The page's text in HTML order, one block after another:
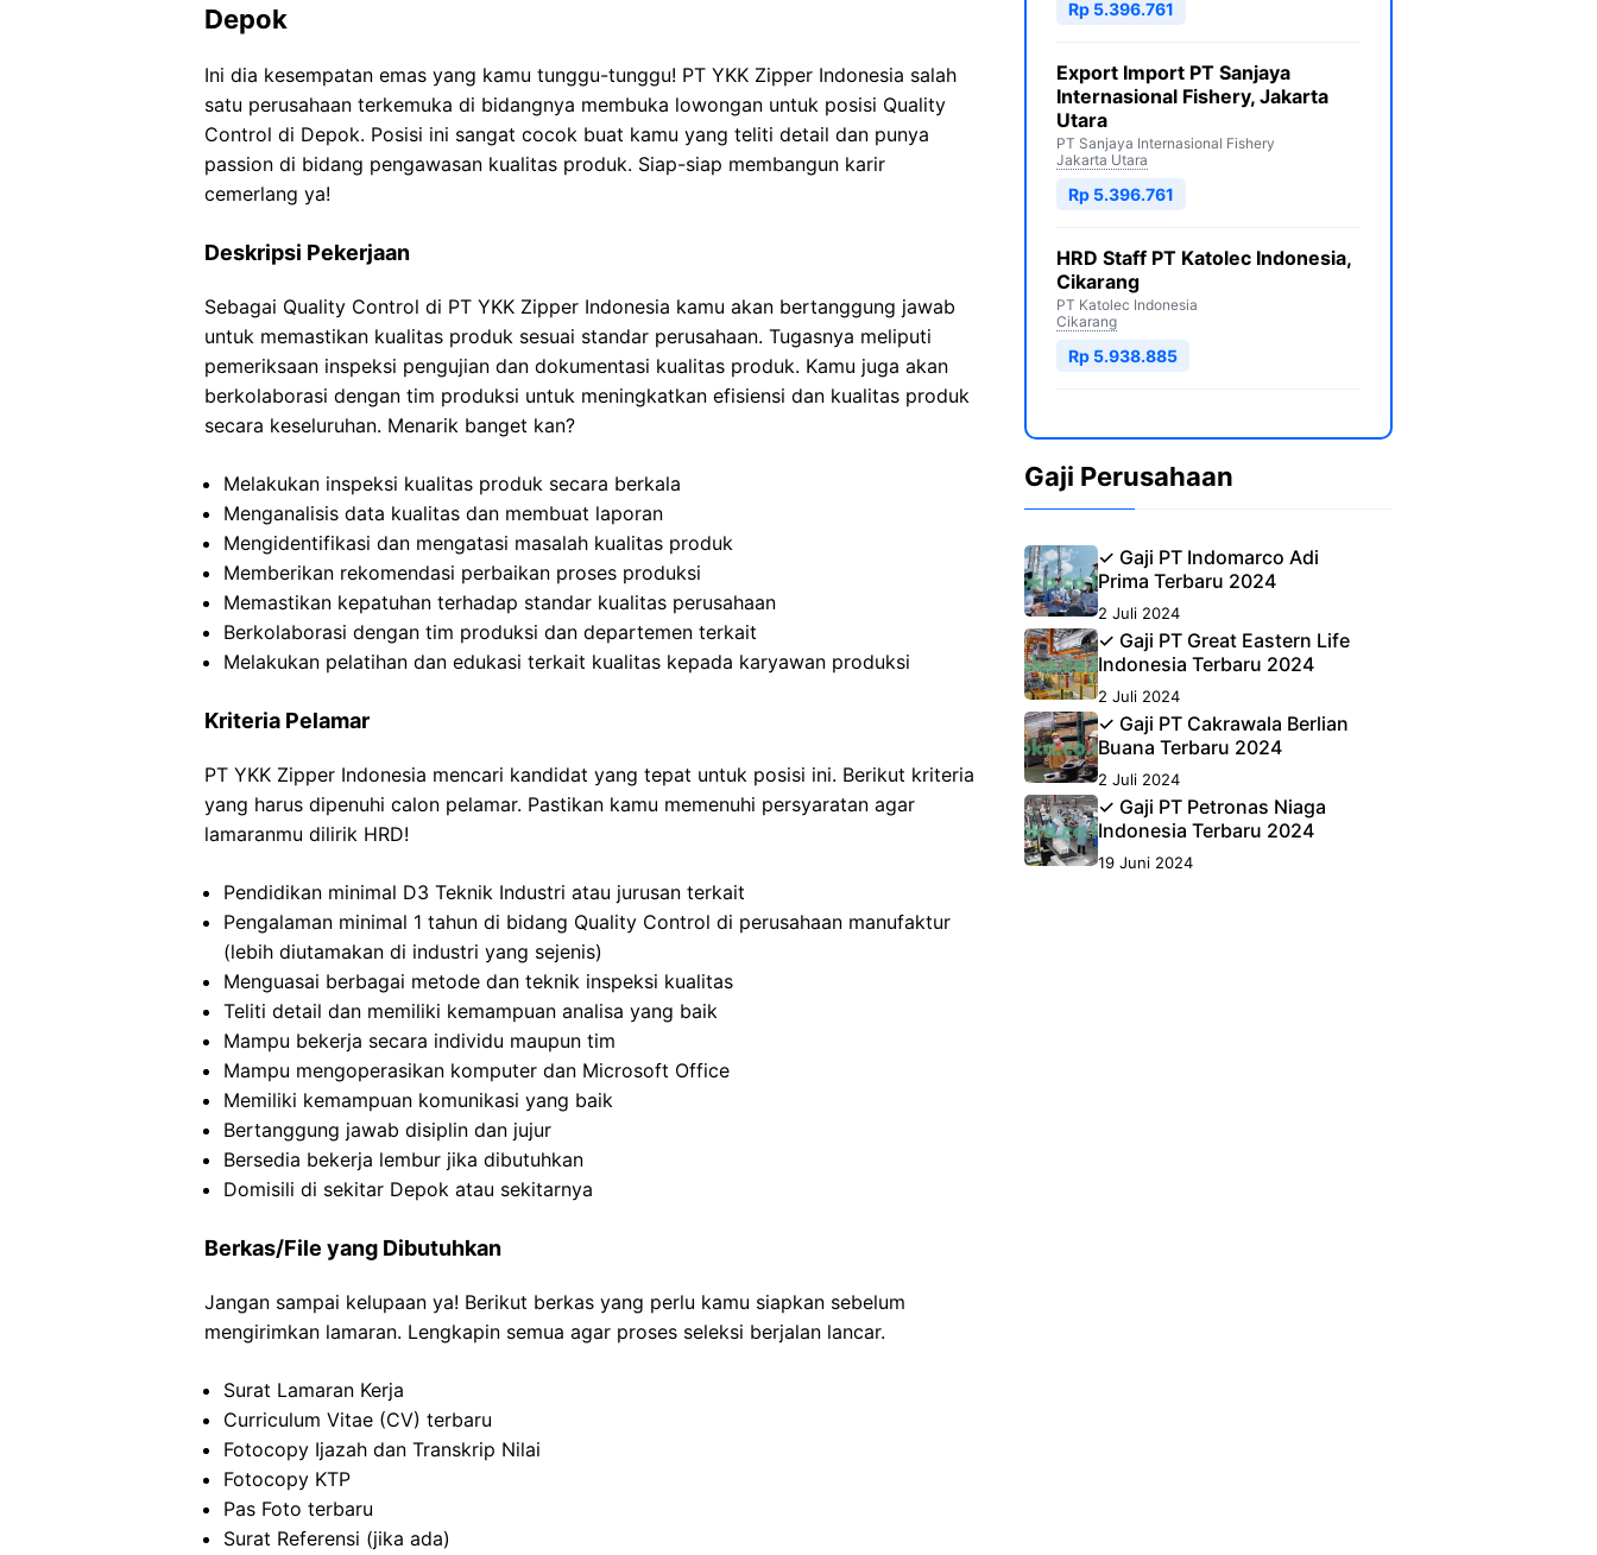
Depok
Ini dia kesempatan emas yang kamu tunggu-tunggu! PT YKK Zipper Indonesia salah
satu perusahaan terkemuka di bidangnya membuka lowongan untuk posisi Quality
Control di Depok. Posisi ini sangat cocok buat kamu yang teliti detail dan punya
passion di bidang pengawasan kualitas produk. Siap-siap membangun karir
cemerlang ya!
Deskripsi Pekerjaan
Sebagai Quality Control di PT YKK Zipper Indonesia kamu akan bertanggung jawab
untuk memastikan kualitas produk sesuai standar perusahaan. Tugasnya meliputi
pemeriksaan inspeksi pengujian dan dokumentasi kualitas produk. Kamu juga akan
berkolaborasi dengan tim produksi untuk meningkatkan efisiensi dan kualitas produk
secara keseluruhan. Menarik banget kan?
Melakukan inspeksi kualitas produk secara berkala
Menganalisis data kualitas dan membuat laporan
Mengidentifikasi dan mengatasi masalah kualitas produk
Memberikan rekomendasi perbaikan proses produksi
Memastikan kepatuhan terhadap standar kualitas perusahaan
Berkolaborasi dengan tim produksi dan departemen terkait
Melakukan pelatihan dan edukasi terkait kualitas kepada karyawan produksi
Kriteria Pelamar
PT YKK Zipper Indonesia mencari kandidat yang tepat untuk posisi ini. Berikut kriteria
yang harus dipenuhi calon pelamar. Pastikan kamu memenuhi persyaratan agar
lamaranmu dilirik HRD!
Pendidikan minimal D3 Teknik Industri atau jurusan terkait
Pengalaman minimal 1 tahun di bidang Quality Control di perusahaan manufaktur
(lebih diutamakan di industri yang sejenis)
Menguasai berbagai metode dan teknik inspeksi kualitas
Teliti detail dan memiliki kemampuan analisa yang baik
Mampu bekerja secara individu maupun tim
Mampu mengoperasikan komputer dan Microsoft Office
Memiliki kemampuan komunikasi yang baik
Bertanggung jawab disiplin dan jujur
Bersedia bekerja lembur jika dibutuhkan
Domisili di sekitar Depok atau sekitarnya
Berkas/File yang Dibutuhkan
Jangan sampai kelupaan ya! Berikut berkas yang perlu kamu siapkan sebelum
mengirimkan lamaran. Lengkapin semua agar proses seleksi berjalan lancar.
Surat Lamaran Kerja
Curriculum Vitae (CV) terbaru
Fotocopy Ijazah dan Transkrip Nilai
Fotocopy KTP
Pas Foto terbaru
Surat Referensi (jika ada)
Rp 5.396.761
Export Import PT Sanjaya
Internasional Fishery, Jakarta
Utara
PT Sanjaya Internasional Fishery
Jakarta Utara
Rp 5.396.761
HRD Staff PT Katolec Indonesia,
Cikarang
PT Katolec Indonesia
Cikarang
Rp 5.938.885
Gaji Perusahaan
✓ Gaji PT Indomarco Adi
Prima Terbaru 2024
2 Juli 2024
✓ Gaji PT Great Eastern Life
Indonesia Terbaru 2024
2 Juli 2024
✓ Gaji PT Cakrawala Berlian
Buana Terbaru 2024
2 Juli 2024
✓ Gaji PT Petronas Niaga
Indonesia Terbaru 2024
19 Juni 2024